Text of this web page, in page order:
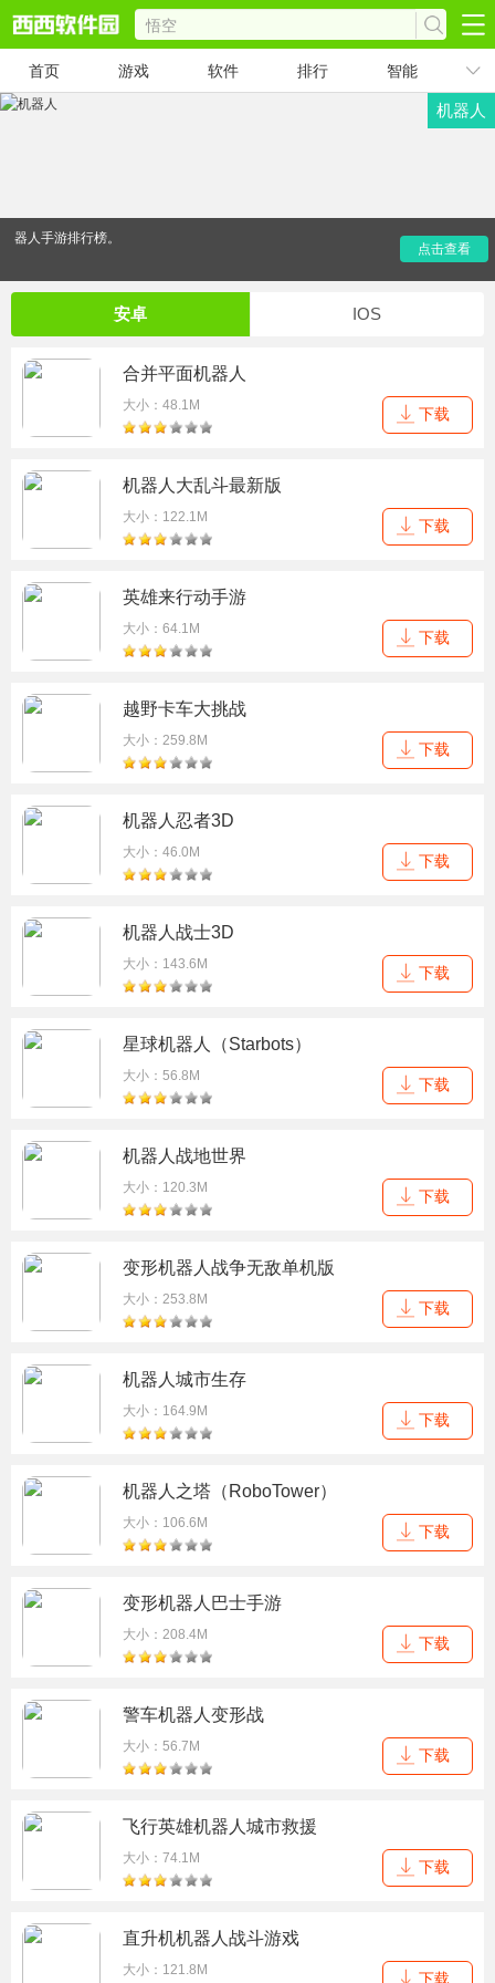
首页 游戏 软件 排行 智能
机器人
器人手游排行榜。
点击查看
安卓 IOS
合并平面机器人
大小：48.1M 下载
机器人大乱斗最新版
大小：122.1M 下载
英雄来行动手游
大小：64.1M 下载
越野卡车大挑战
大小：259.8M 下载
机器人忍者3D
大小：46.0M 下载
机器人战士3D
大小：143.6M 下载
星球机器人（Starbots）
大小：56.8M 下载
机器人战地世界
大小：120.3M 下载
变形机器人战争无敌单机版
大小：253.8M 下载
机器人城市生存
大小：164.9M 下载
机器人之塔（RoboTower）
大小：106.6M 下载
变形机器人巴士手游
大小：208.4M 下载
警车机器人变形战
大小：56.7M 下载
飞行英雄机器人城市救援
大小：74.1M 下载
直升机机器人战斗游戏
大小：121.8M 下载